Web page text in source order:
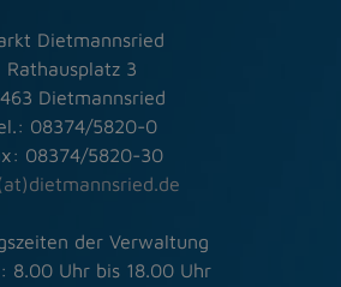
Dietmannsried
Rathausplatz 3
Dietmannsried
08374/5820-0
08374/5820-30
der Verwaltung
8.00 Uhr bis 18.00 Uhr